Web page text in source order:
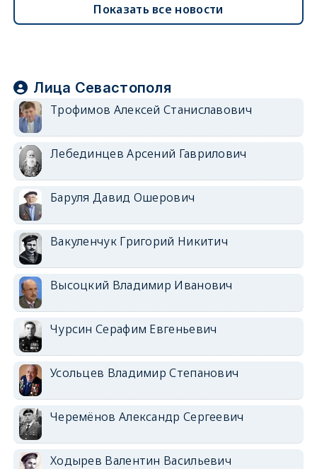
Показать все новости
Лица Севастополя
Трофимов Алексей Станиславович
Лебединцев Арсений Гаврилович
Баруля Давид Ошерович
Вакуленчук Григорий Никитич
Высоцкий Владимир Иванович
Чурсин Серафим Евгеньевич
Усольцев Владимир Степанович
Черемёнов Александр Сергеевич
Ходырев Валентин Васильевич